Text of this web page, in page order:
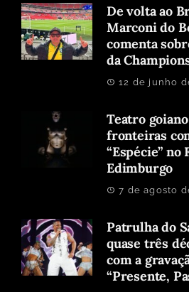
De volta ao
Marconi do
comenta
da
12 de junho
Teatro
fronteiras
“Espécie” no
Edimburgo
7 de agosto
Patrulha do
quase três
com a
“Presente,